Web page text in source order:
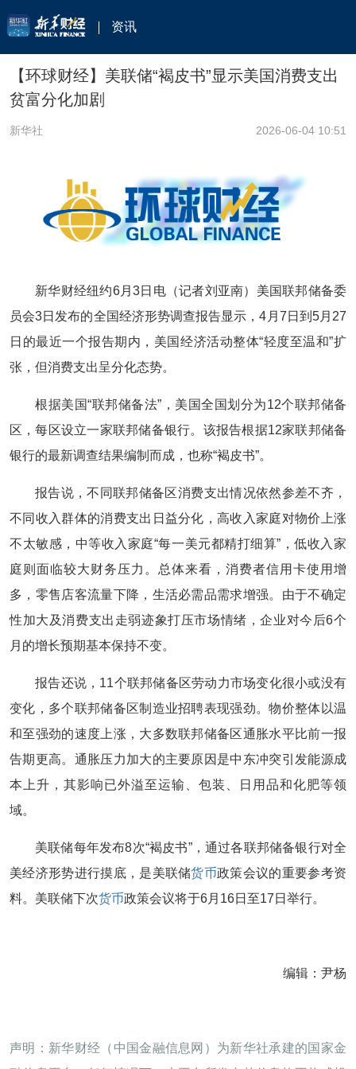
资讯
【环球财经】美联储“褐皮书”显示美国消费支出
贫富分化加剧
新华社 2026-06-04 10:51
新华财经纽约6月3日电（记者刘亚南）美国联邦储备委
员会3日发布的全国经济形势调查报告显示，4月7日到5月27
日的最近一个报告期内，美国经济活动整体“轻度至温和”扩
张，但消费支出呈分化态势。
根据美国“联邦储备法”，美国全国划分为12个联邦储备
区，每区设立一家联邦储备银行。该报告根据12家联邦储备
银行的最新调查结果编制而成，也称“褐皮书”。
报告说，不同联邦储备区消费支出情况依然参差不齐，
不同收入群体的消费支出日益分化，高收入家庭对物价上涨
不太敏感，中等收入家庭“每一美元都精打细算”，低收入家
庭则面临较大财务压力。总体来看，消费者信用卡使用增
多，零售店客流量下降，生活必需品需求增强。由于不确定
性加大及消费支出走弱迹象打压市场情绪，企业对今后6个
月的增长预期基本保持不变。
报告还说，11个联邦储备区劳动力市场变化很小或没有
变化，多个联邦储备区制造业招聘表现强劲。物价整体以温
和至强劲的速度上涨，大多数联邦储备区通胀水平比前一报
告期更高。通胀压力加大的主要原因是中东冲突引发能源成
本上升，其影响已外溢至运输、包装、日用品和化肥等领
域。
美联储每年发布8次“褐皮书”，通过各联邦储备银行对全
美经济形势进行摸底，是美联储货币政策会议的重要参考资
料。美联储下次货币政策会议将于6月16日至17日举行。
编辑：尹杨
声明：新华财经（中国金融信息网）为新华社承建的国家金